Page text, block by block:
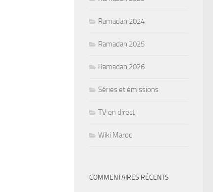
Ramadan 2024
Ramadan 2025
Ramadan 2026
Séries et émissions
TV en direct
Wiki Maroc
COMMENTAIRES RÉCENTS